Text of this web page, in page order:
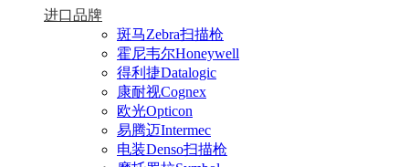
进口品牌
斑马Zebra扫描枪
霍尼韦尔Honeywell
得利捷Datalogic
康耐视Cognex
欧光Opticon
易腾迈Intermec
电装Denso扫描枪